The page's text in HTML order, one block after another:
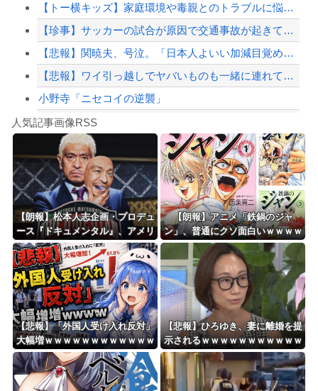
【配信者】「金バエ」のSNS更新が1週間途絶え、様々な憶測が飛び交う。1週間ぶり...
【緊急速報】NYで警官が黒人男性の首を絞め、暴動第二波不可避へ
Powered by livedoor 相互RSS
【トー横キッズ】家庭環境や毒親とのトラブルに悩む若者「大人に相談しても具体的に何...
【珍事】サッカーの試合が原因で交通事故が起きてしまう。
【悲報】関暁夫、号泣。「日本人よいい加減目覚めろ！」と涙の訴え
【悲報】ワイ引っ越しでヤバいものも一緒に連れてきてしまった模様
小野寺「ニセコイの逆襲」
【言うて人手不足だし？】未経験から「エンジニア」になるという選択‥‥
8/4のニュース
日本旅行キャンセルすべきか…1万年ぶり史上最大級の火山の兆し＝韓国の反応
更新中止のお知らせ
海外「おめでとうタキ！」リヴァプール南野がバースデーゴール！！
Powered by livedoor 相互RSS
人気記事画像RSS
【朗報】松本人志企画・プロデュ
ース『ドキュメンタル』、アメリ
カで初の制作が決定！ 海外タイ
トル『LOL』として世界25ヶ国・
地域で展開
【朗報】アニメ「鉄鍋のジャ
ン」、普通にクソ面白いｗｗｗｗ
ｗｗｗｗｗｗｗ
【悲報】「外国人受け入れ反対」
大幅増ｗｗｗｗｗｗｗｗｗｗｗｗ
ｗｗｗｗｗｗ
【悲報】ひろゆき、妻に離婚を提
示されるｗｗｗｗｗｗｗｗｗｗｗ
ｗｗｗｗｗ